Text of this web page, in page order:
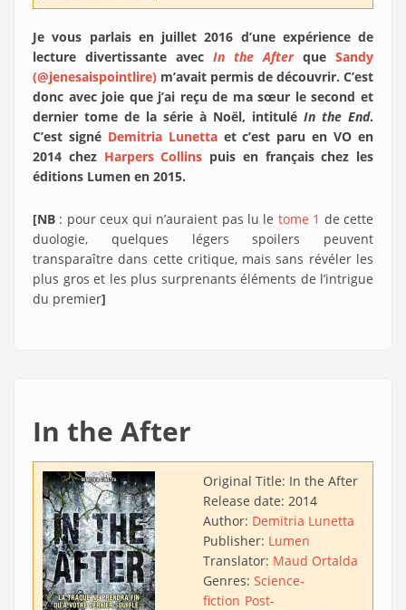
Je vous parlais en juillet 2016 d’une expérience de
lecture divertissante avec In the After que Sandy
(@jenesaispointlire) m’avait permis de découvrir. C’est
donc avec joie que j’ai reçu de ma sœur le second et
dernier tome de la série à Noël, intitulé In the End.
C’est signé Demitria Lunettaet c’est paru en VO en
2014 chez Harpers Collins puis en français chez les
éditions Lumen en 2015.
[NB : pour ceux qui n’auraient pas lu le tome 1 de cette
duologie, quelques légers spoilers peuvent
transparaître dans cette critique, mais sans révéler les
plus gros et les plus surprenants éléments de l’intrigue
du premier]
In the After
Original Title: In the After
Release date: 2014
Author: Demitria Lunetta
Publisher: Lumen
Translator: Maud Ortalda
Genres: Science-
fiction Post-